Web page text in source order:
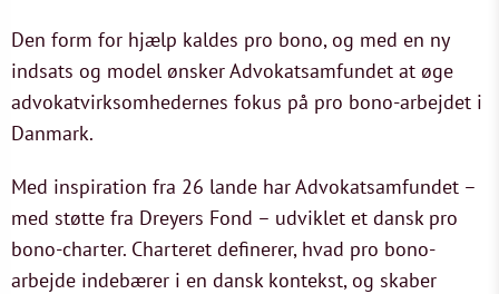
Den form for hjælp kaldes pro bono, og med en ny
indsats og model ønsker Advokatsamfundet at øge
advokatvirksomhedernes fokus på pro bono-arbejdet i
Danmark.
Med inspiration fra 26 lande har Advokatsamfundet –
med støtte fra Dreyers Fond – udviklet et dansk pro
bono-charter. Charteret definerer, hvad pro bono-
arbejde indebærer i en dansk kontekst, og skaber